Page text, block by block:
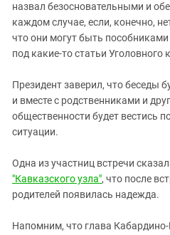
назвал безосновательными и
каждом случае, если, конечно,
что они могут быть
под какие-то статьи Уголовного
Президент заверил, что беседы
и вместе с родственниками и
общественности будет вестись
ситуации.
Одна из участниц встречи
"Кавказского узла", что после
родителей появилась надежда.
Напомним, что глава